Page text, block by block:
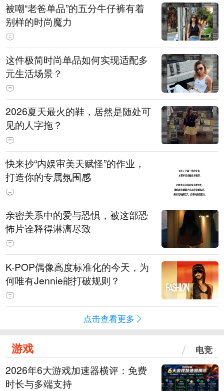
被嘲“老爸单品”的五分牛仔裤有着
别样的时尚魔力
这件极简时尚单品如何实现适配多
元生活场景？
2026夏天最火的鞋，居然是随处可
见的人字拖？
快来抄“内娱审美天赋怪”的作业，
打造你的专属氛围感
亲密关系中的爱与恐惧，被这部恐
怖片诠释得淋漓尽致
K-POP偶像高度标准化的今天，为
何唯有Jennie能打破规则？
点击查看更多
游戏 电竞
2026年6大游戏加速器横评：免费
时长与多端支持